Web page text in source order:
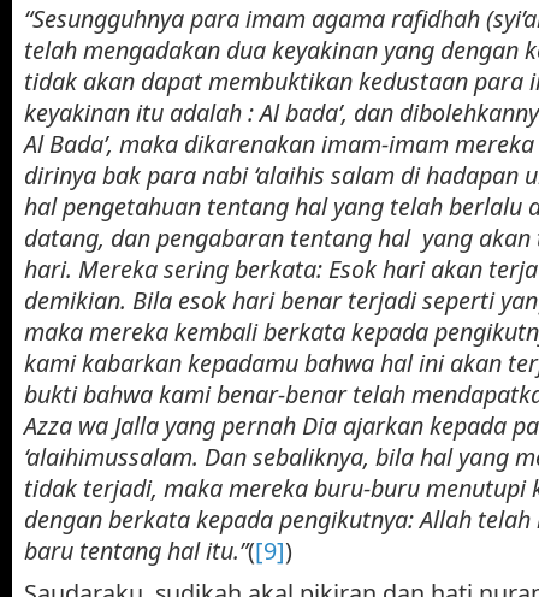
“Sesungguhnya para imam agama rafidhah
telah mengadakan dua keyakinan yang dengan
tidak akan dapat membuktikan kedustaan para
keyakinan itu adalah : Al bada’, dan
Al Bada’, maka dikarenakan imam-imam
dirinya bak para nabi ‘alaihis salam di hadapan
hal pengetahuan tentang hal yang telah berlalu
datang, dan pengabaran tentang hal yang
hari. Mereka sering berkata: Esok hari akan
demikian. Bila esok hari benar terjadi seperti
maka mereka kembali berkata kepada
kami kabarkan kepadamu bahwa hal ini akan
bukti bahwa kami benar-benar telah
Azza wa Jalla yang pernah Dia ajarkan kepada
‘alaihimussalam. Dan sebaliknya, bila hal yang
tidak terjadi, maka mereka buru-buru menutupi
dengan berkata kepada pengikutnya: Allah
baru tentang hal itu.”([9])